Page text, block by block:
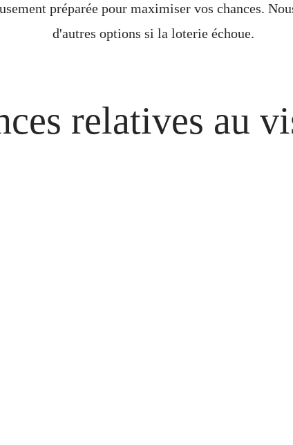
préparée pour maximiser vos chances.
d'autres options si la loterie échoue.
relatives au